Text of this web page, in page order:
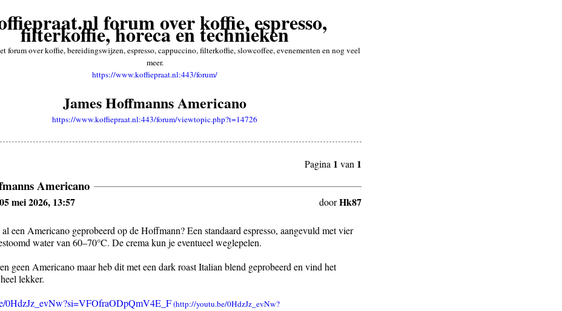
forum over koffie, espresso,
filterkoffie, horeca en technieken
forum over koffie, bereidingswijzen, espresso, cappuccino, filterkoffie, slowcoffee, evenementen en nog veel
meer.
https://www.koffiepraat.nl:443/forum/
James Hoffmanns Americano
https://www.koffiepraat.nl:443/forum/viewtopic.php?t=14726
Pagina 1 van 1
Americano
mei 2026, 13:57 doorHk87
een Americano geprobeerd op de Hoffmann? Een standaard espresso, aangevuld met vier
water van 60–70°C. De crema kun je eventueel weglepelen.
geen Americano maar heb dit met een dark roast Italian blend geprobeerd en vind het
lekker.
0HdzJz_evNw?si=VFOfraODpQmV4E_F